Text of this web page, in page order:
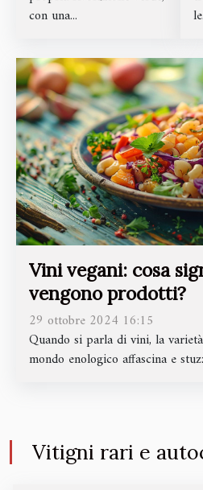
con una...
Vini vegani: cosa
vengono prodotti?
29 ottobre 2024 16:15
Quando si parla di vini, la
mondo enologico affascina e
Vitigni rari e